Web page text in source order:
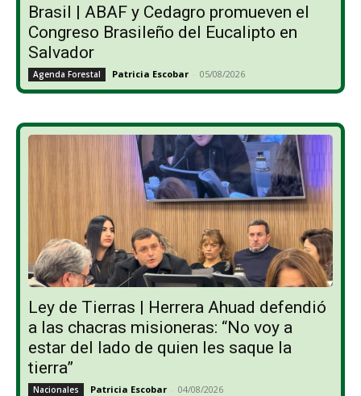
Brasil | ABAF y Cedagro promueven el
Congreso Brasileño del Eucalipto en
Salvador
Agenda Forestal Patricia Escobar - 05/08/2026
Ley de Tierras | Herrera Ahuad defendió
a las chacras misioneras: “No voy a
estar del lado de quien les saque la
tierra”
Nacionales Patricia Escobar - 04/08/2026